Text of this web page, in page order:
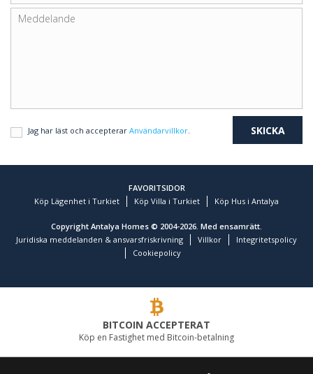
Jag har läst och accepterar Användarvillkor
FAVORITSIDOR
Köp Lägenhet i Turkiet
Köp Villa i Turkiet Köp Hus i Antalya
Copyright Antalya Homes © 2004-2026. Med ensamrätt.
Juridiska meddelanden & ansvarsfriskrivning
Villkor
Integritetspolicy
Cookiepolicy
BITCOIN ACCEPTERAT
Köp en Fastighet med Bitcoin-betalning
LEDANDE FASTIGHETSFÖRETAG